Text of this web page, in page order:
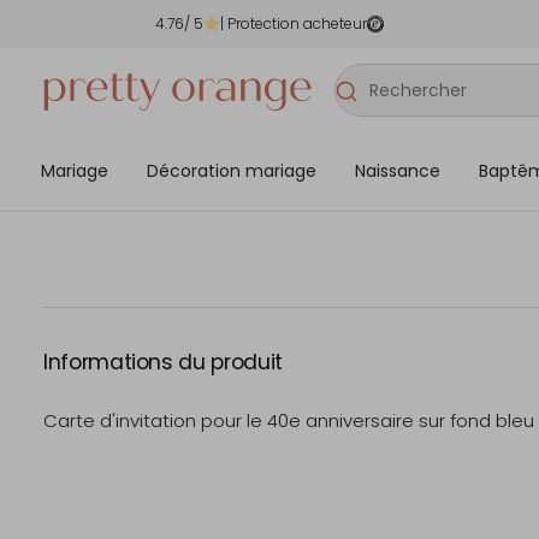
4.76/ 5 | Protection acheteur
Mariage Décoration mariage Naissance
Informations du produit
Carte d'invitation pour le 40e anniversaire sur fond